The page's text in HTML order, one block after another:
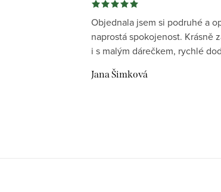
Objednala jsem si podruhé a
naprostá spokojenost. Krásně
i s malým dárečkem, rychlé
Jana Šimková